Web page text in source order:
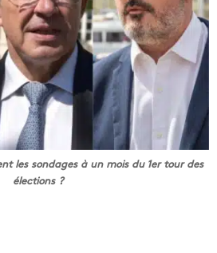
les sondages à un mois du 1er tour des
élections ?